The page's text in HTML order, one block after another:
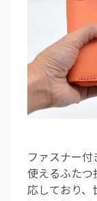
ファスナー
使えるふた
応しており、